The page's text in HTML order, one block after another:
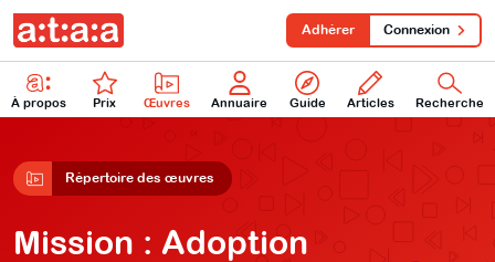
À propos Prix Œuvres Annuaire Guide Articles Recherche
Adhérer Connexion
Répertoire des œuvres
Mission : Adoption